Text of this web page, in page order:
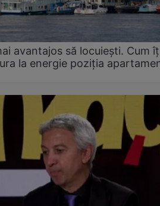
avantajos să locuiești. Cum
la energie poziția